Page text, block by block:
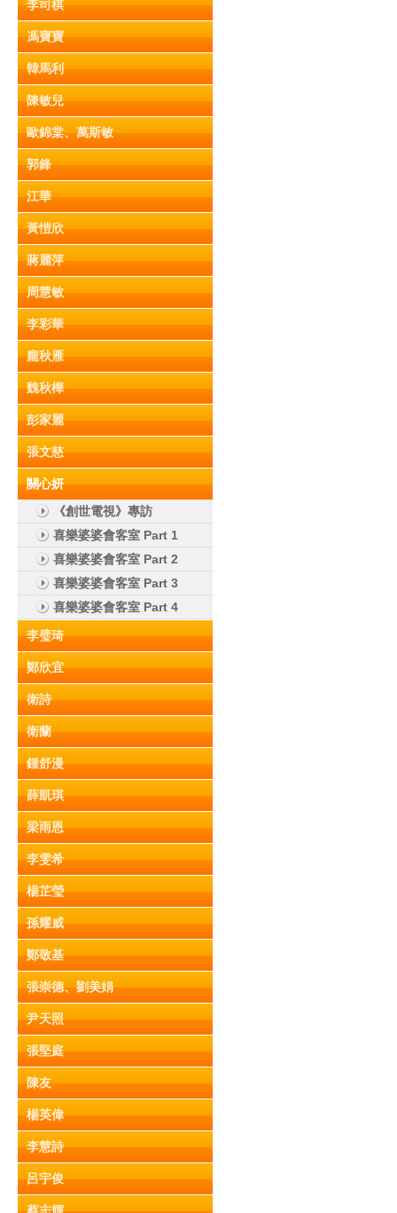
李司棋
馮寶寶
韓馬利
陳敏兒
歐錦棠、萬斯敏
郭鋒
江華
黃愷欣
蔣麗萍
周慧敏
李彩華
龐秋雁
魏秋樺
彭家麗
張文慈
關心妍
《創世電視》專訪
喜樂婆婆會客室 Part 1
喜樂婆婆會客室 Part 2
喜樂婆婆會客室 Part 3
喜樂婆婆會客室 Part 4
李璧琦
鄭欣宜
衛詩
衛蘭
鍾舒漫
薛凱琪
梁雨恩
李雯希
楊芷瑩
孫耀威
鄭敬基
張崇德、劉美娟
尹天照
張堅庭
陳友
楊英偉
李慧詩
呂宇俊